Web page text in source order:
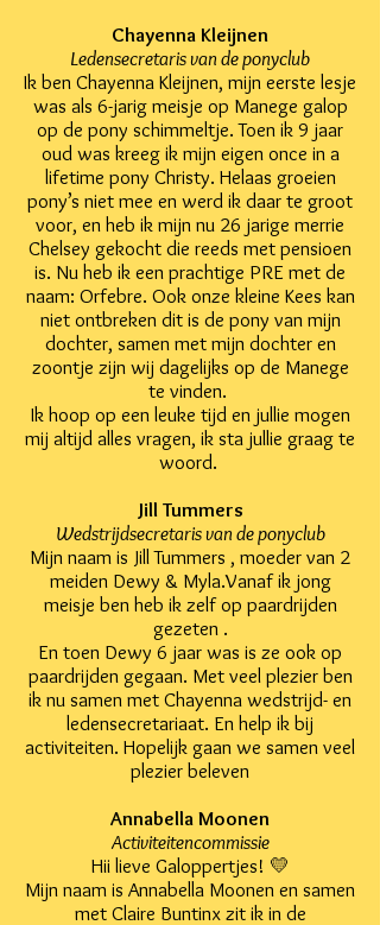
Chayenna Kleijnen
Ledensecretaris van de ponyclub
Ik ben Chayenna Kleijnen, mijn eerste lesje
was als 6-jarig meisje op Manege galop
op de pony schimmeltje. Toen ik 9 jaar
oud was kreeg ik mijn eigen once in a
lifetime pony Christy. Helaas groeien
pony’s niet mee en werd ik daar te groot
voor, en heb ik mijn nu 26 jarige merrie
Chelsey gekocht die reeds met pensioen
is. Nu heb ik een prachtige PRE met de
naam: Orfebre. Ook onze kleine Kees kan
niet ontbreken dit is de pony van mijn
dochter, samen met mijn dochter en
zoontje zijn wij dagelijks op de Manege
te vinden.
Ik hoop op een leuke tijd en jullie mogen
mij altijd alles vragen, ik sta jullie graag te
woord.
Jill Tummers
Wedstrijdsecretaris van de ponyclub
Mijn naam is Jill Tummers , moeder van 2
meiden Dewy & Myla.Vanaf ik jong
meisje ben heb ik zelf op paardrijden
gezeten .
En toen Dewy 6 jaar was is ze ook op
paardrijden gegaan. Met veel plezier ben
ik nu samen met Chayenna wedstrijd- en
ledensecretariaat. En help ik bij
activiteiten. Hopelijk gaan we samen veel
plezier beleven
Annabella Moonen
Activiteitencommissie
Hii lieve Galoppertjes! 💛
Mijn naam is Annabella Moonen en samen
met Claire Buntinx zit ik in de